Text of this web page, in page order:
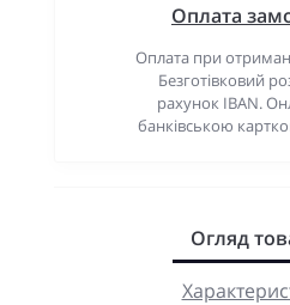
Оплата
Оплата при
Безготівковий
рахунок IBAN.
банківською
Огляд